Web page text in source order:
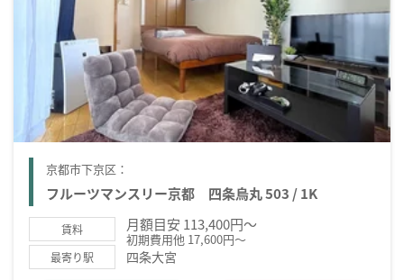
京都市下京区：
フルーツマンスリー京都 四条烏丸 503 / 1K
賃料 月額目安 113,400円～
初期費用他 17,600円～
最寄り駅 四条大宮